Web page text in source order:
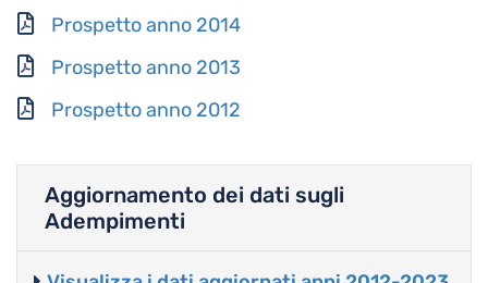
Prospetto anno 2014
Prospetto anno 2013
Prospetto anno 2012
Aggiornamento dei dati sugli
Adempimenti